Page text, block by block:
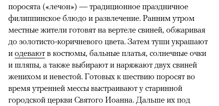
поросята («лечон») — традиционное праздничное
филиппинское блюдо и развлечение. Ранним утром
местные жители готовят на вертеле свиней, обжаривая
до золотисто-коричневого цвета. Затем туши украшают
и одевают в костюмы, бальные платья, солнечные очки
и шляпы, а также выбирают и наряжают двух свиней
женихом и невестой. Готовых к шествию поросят во
время утренней мессы выстраивают у старинной
городской церкви Святого Иоанна. Дальше их под